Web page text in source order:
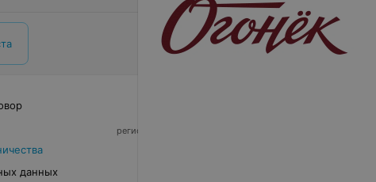
данных
регистрирующий орган - Минский горисполком